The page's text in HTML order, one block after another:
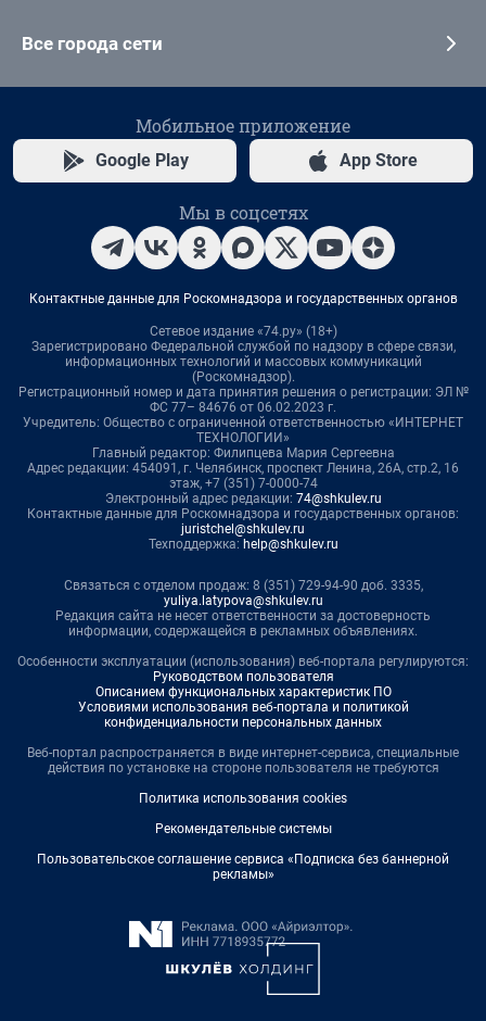
Все города сети
Мобильное приложение
Google Play App Store
Мы в соцсетях
Контактные данные для Роскомнадзора и государственных органов
Сетевое издание «74.ру» (18+)
Зарегистрировано Федеральной службой по надзору в сфере связи,
информационных технологий и массовых коммуникаций
(Роскомнадзор).
Регистрационный номер и дата принятия решения о регистрации: ЭЛ №
ФС 77– 84676 от 06.02.2023 г.
Учредитель: Общество с ограниченной ответственностью «ИНТЕРНЕТ
ТЕХНОЛОГИИ»
Главный редактор: Филипцева Мария Сергеевна
Адрес редакции: 454091, г. Челябинск, проспект Ленина, 26А, стр.2, 16
этаж, +7 (351) 7-0000-74
Электронный адрес редакции: 74@shkulev.ru
Контактные данные для Роскомнадзора и государственных органов:
juristchel@shkulev.ru
Техподдержка: help@shkulev.ru
Связаться с отделом продаж: 8 (351) 729-94-90 доб. 3335,
yuliya.latypova@shkulev.ru
Редакция сайта не несет ответственности за достоверность
информации, содержащейся в рекламных объявлениях.
Особенности эксплуатации (использования) веб-портала регулируются:
Руководством пользователя
Описанием функциональных характеристик ПО
Условиями использования веб-портала и политикой
конфиденциальности персональных данных
Веб-портал распространяется в виде интернет-сервиса, специальные
действия по установке на стороне пользователя не требуются
Политика использования cookies
Рекомендательные системы
Пользовательское соглашение сервиса «Подписка без баннерной
рекламы»